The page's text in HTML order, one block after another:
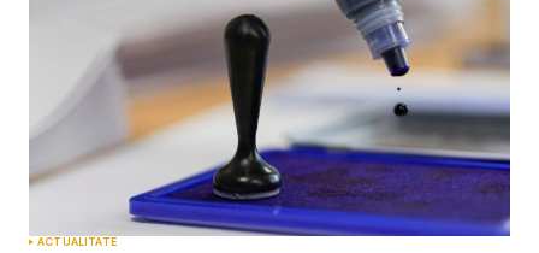
ACTUALITATE